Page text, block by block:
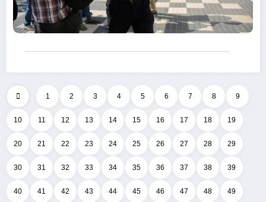
1 2 3 4 5 6 7 8 9
10 11 12 13 14 15 16 17 18 19
20 21 22 23 24 25 26 27 28 29
30 31 32 33 34 35 36 37 38 39
40 41 42 43 44 45 46 47 48 49